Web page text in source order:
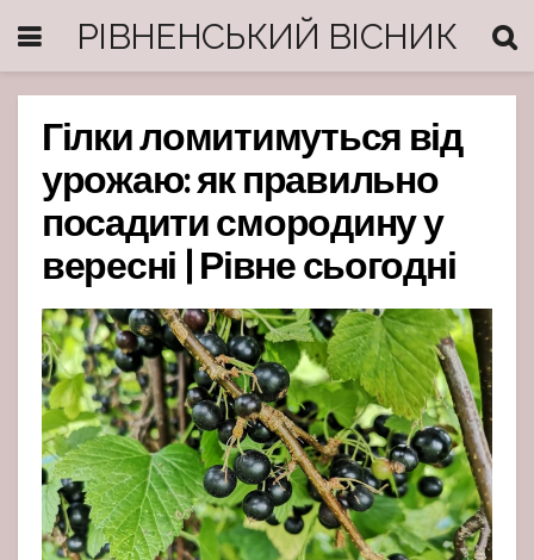
РІВНЕНСЬКИЙ ВІСНИК
Гілки ломитимуться від
урожаю: як правильно
посадити смородину у
вересні | Рівне сьогодні